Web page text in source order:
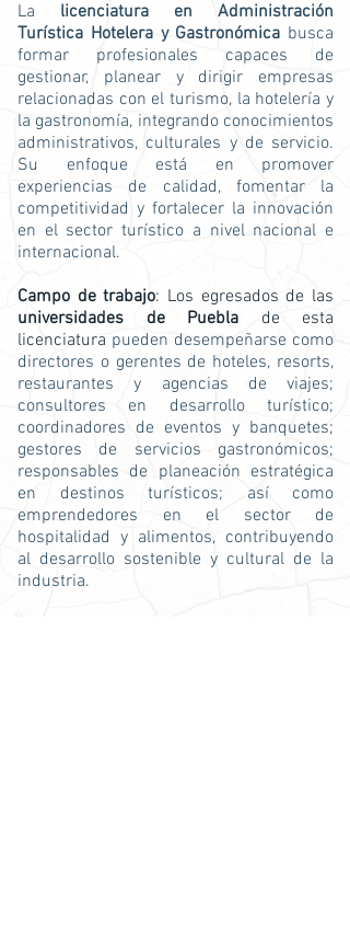
La licenciatura en Administración
Turística Hotelera y Gastronómica busca
formar profesionales capaces de
gestionar, planear y dirigir empresas
relacionadas con el turismo, la hotelería y
la gastronomía, integrando conocimientos
administrativos, culturales y de servicio.
Su enfoque está en promover
experiencias de calidad, fomentar la
competitividad y fortalecer la innovación
en el sector turístico a nivel nacional e
internacional.
Campo de trabajo: Los egresados de las
universidades de Puebla de esta
licenciatura pueden desempeñarse como
directores o gerentes de hoteles, resorts,
restaurantes y agencias de viajes;
consultores en desarrollo turístico;
coordinadores de eventos y banquetes;
gestores de servicios gastronómicos;
responsables de planeación estratégica
en destinos turísticos; así como
emprendedores en el sector de
hospitalidad y alimentos, contribuyendo
al desarrollo sostenible y cultural de la
industria.